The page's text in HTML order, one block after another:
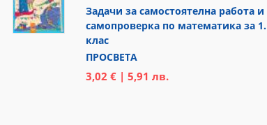
Задачи за самостоятелна работа и
самопроверка по математика за 1.
клас
ПРОСВЕТА
3,02 € | 5,91 лв.